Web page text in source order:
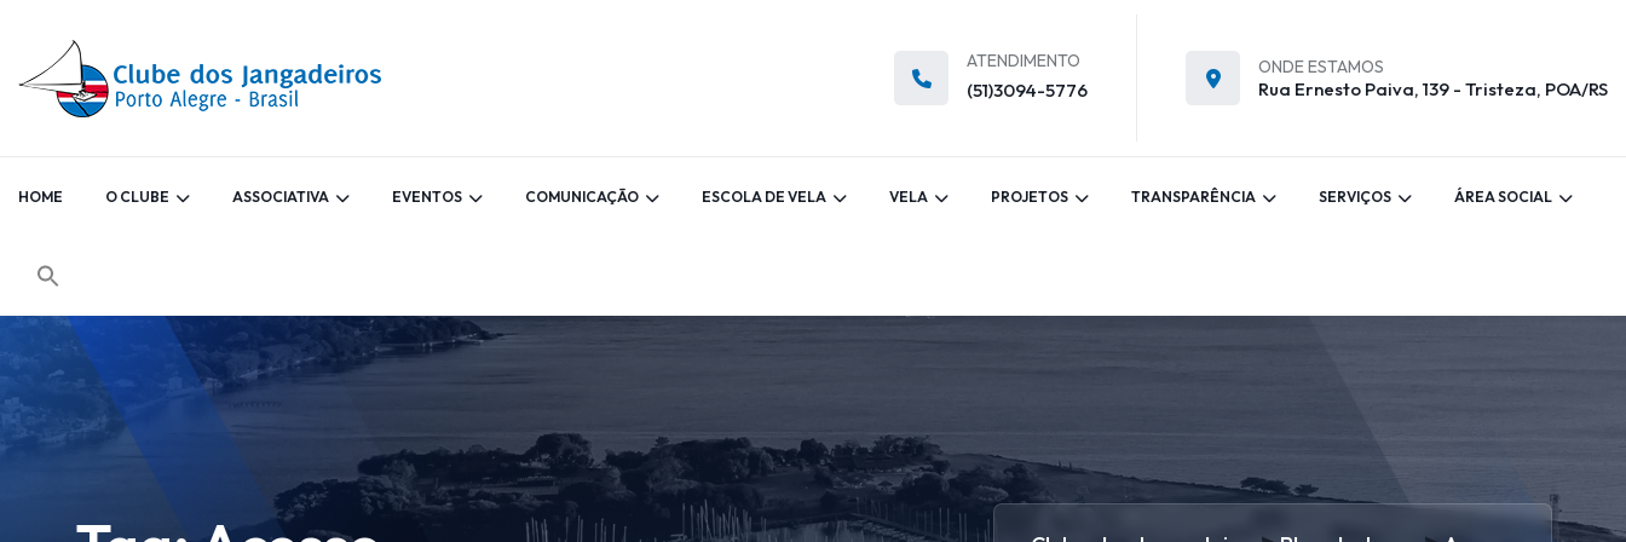
ATENDIMENTO
(51)3094-5776
ONDE ESTAMOS
Rua Ernesto Paiva, 139 - Tristeza, POA/RS
HOME O CLUBE ASSOCIATIVA EVENTOS COMUNICAÇÃO ESCOLA DE VELA VELA PROJETOS TRANSPARÊNCIA SERVIÇOS ÁREA SOCIAL